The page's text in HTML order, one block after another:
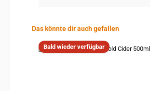
Produktgalerie überspringen
Das könnte dir auch gefallen
Bald wieder verfügbar